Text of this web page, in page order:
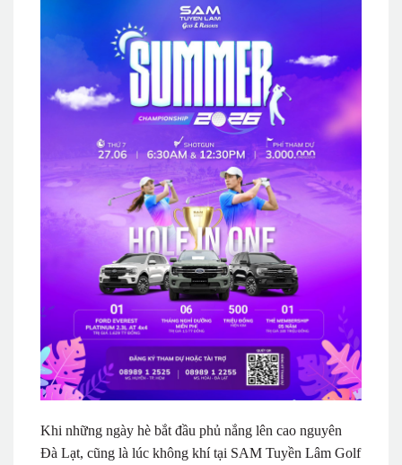
Khi những ngày hè bắt đầu phủ nắng lên cao nguyên
Đà Lạt, cũng là lúc không khí tại SAM Tuyền Lâm Golf